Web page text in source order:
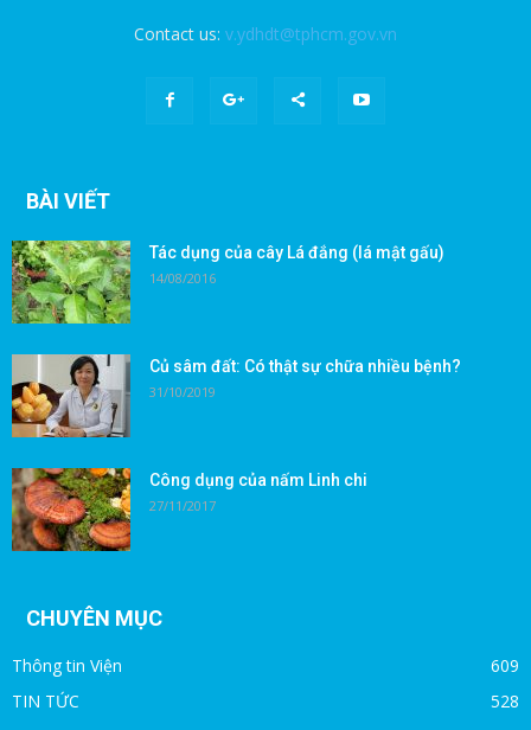
Contact us: v.ydhdt@tphcm.gov.vn
BÀI VIẾT
Tác dụng của cây Lá đắng (lá mật gấu)
14/08/2016
Củ sâm đất: Có thật sự chữa nhiều bệnh?
31/10/2019
Công dụng của nấm Linh chi
27/11/2017
CHUYÊN MỤC
Thông tin Viện
609
TIN TỨC
528